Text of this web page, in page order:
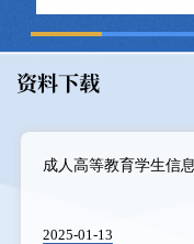
资料下载
成人高等教育学生信
2025-01-13